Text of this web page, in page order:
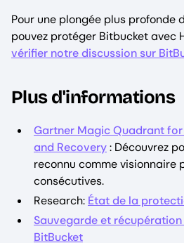
Pour une plongée plus profonde
pouvez protéger Bitbucket avec
vérifier notre discussion sur
Plus d'informations
Gartner Magic Quadrant
and Recovery: Découvrez
reconnu comme visionnaire
consécutives.
Research: État de la
Sauvegarde et
BitBucket